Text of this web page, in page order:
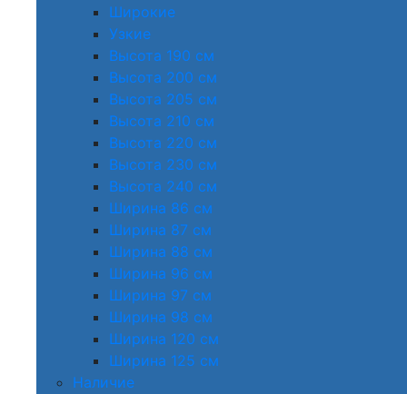
Широкие
Узкие
Высота 190 см
Высота 200 см
Высота 205 см
Высота 210 см
Высота 220 см
Высота 230 см
Высота 240 см
Ширина 86 см
Ширина 87 см
Ширина 88 см
Ширина 96 см
Ширина 97 см
Ширина 98 см
Ширина 120 см
Ширина 125 см
Наличие